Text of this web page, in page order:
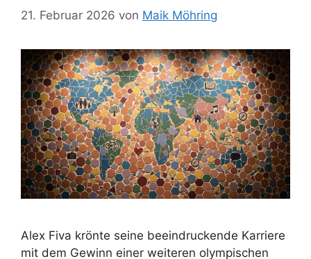
21. Februar 2026 von Maik Möhring
Alex Fiva krönte seine beeindruckende Karriere
mit dem Gewinn einer weiteren olympischen